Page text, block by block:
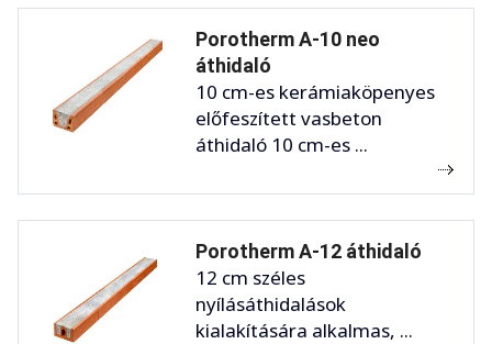
Porotherm A-10 neo
áthidaló
10 cm-es kerámiaköpenyes
előfeszített vasbeton
áthidaló 10 cm-es ...
Porotherm A-12 áthidaló
12 cm széles
nyílásáthidalások
kialakítására alkalmas, ...